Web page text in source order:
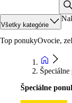
Všetky kategórie
Top ponukyOvocie,
Špeciálne